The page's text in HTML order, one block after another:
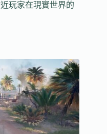
玩家在現實世界的